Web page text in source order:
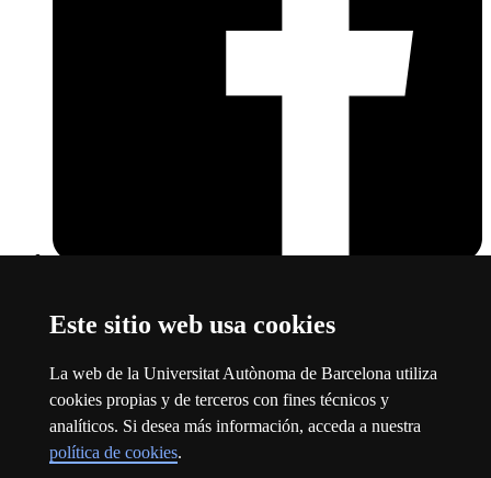
Este sitio web usa cookies
La web de la Universitat Autònoma de Barcelona utiliza
cookies propias y de terceros con fines técnicos y
analíticos. Si desea más información, acceda a nuestra
política de cookies.
Sobre el web
Universitat Autònoma de Barcelona
Aviso legalEste enlace se abre en una nueva ventana
Protección de datosEste enlace se abre en una nueva ventana
Sobre el webEste enlace se abre en una nueva ventana